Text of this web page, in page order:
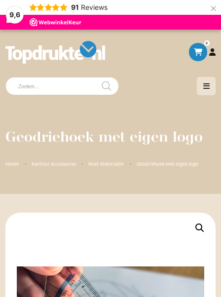
9,6
91 Reviews ×
0
Producten
zoeken
Geodriehoek met eigen logo
Home · Kantoor Accessoires · Meet Materialen · Geodriehoek met eigen logo